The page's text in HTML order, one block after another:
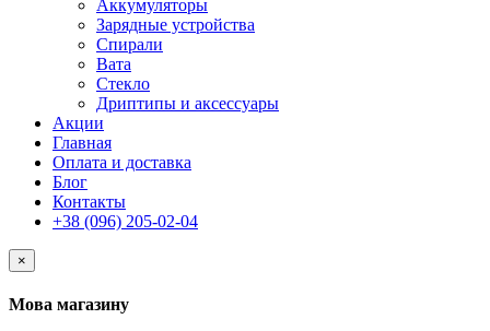
Аккумуляторы
Зарядные устройства
Спирали
Вата
Стекло
Дриптипы и аксессуары
Акции
Главная
Оплата и доставка
Блог
Контакты
+38 (096) 205-02-04
×
Мова магазину